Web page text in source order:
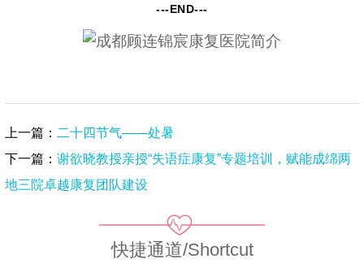
---END---
上一篇： 二十四节气——处暑
下一篇： 谢欲晓教授亲授“失语症康复”专题培训，赋能成绵两
地三院卓越康复团队建设
快捷通道/Shortcut